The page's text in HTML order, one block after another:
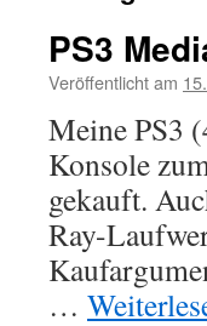
PS3
Veröffentlicht am
Meine PS3
Konsole
gekauft.
Ray-
…